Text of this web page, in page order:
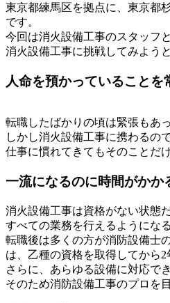
東京都練馬区を拠点に、東京都
です。
今回は消火設備工事のスタッフ
消火設備工事に挑戦してみよう
人命を預かっていることを
転職したばかりの頃は緊張もあ
しかし消火設備工事に携わるの
仕事に慣れてきてもそのことだ
一流になるのに時間がかか
消火設備工事は資格がない状態
すべての業務を行えるようにな
転職後は多くの方が消防設備士
は、乙種の資格を取得してから
さらに、あらゆる設備に対応で
そのため消防設備工事のプロを